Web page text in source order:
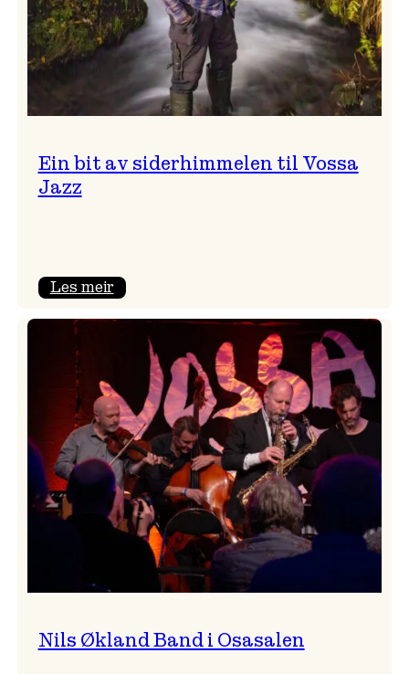
Ein bit av siderhimmelen til Vossa
Jazz
Les meir:
siderhimmelen
til
Vossa
Jazz
Nils Økland Band i Osasalen